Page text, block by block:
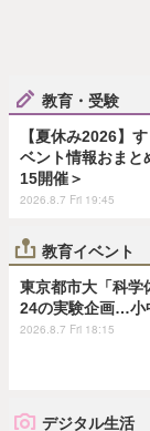
教育・受験
【夏休み2026】
ベント情報おまと
15開催＞
2026.8.7 Fri 19:45
教育イベント
東京都市大「科学
24の実験企画…小
2026.8.7 Fri 18:15
デジタル生活